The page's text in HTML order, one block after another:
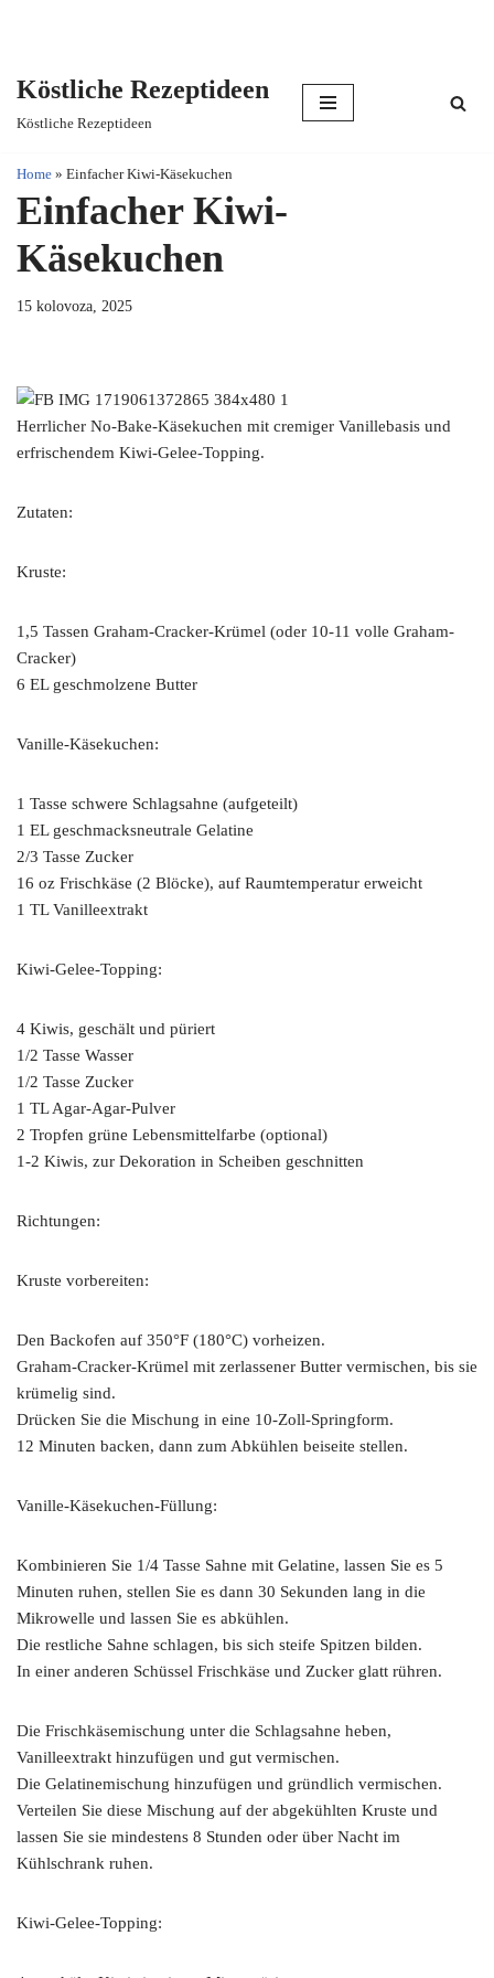
content
Köstliche Rezeptideen
Köstliche Rezeptideen
Home » Einfacher Kiwi-Käsekuchen
Einfacher Kiwi-
Käsekuchen
15 kolovoza, 2025
Herrlicher No-Bake-Käsekuchen mit cremiger Vanillebasis und
erfrischendem Kiwi-Gelee-Topping.
Zutaten:
Kruste:
1,5 Tassen Graham-Cracker-Krümel (oder 10-11 volle Graham-
Cracker)
6 EL geschmolzene Butter
Vanille-Käsekuchen:
1 Tasse schwere Schlagsahne (aufgeteilt)
1 EL geschmacksneutrale Gelatine
2/3 Tasse Zucker
16 oz Frischkäse (2 Blöcke), auf Raumtemperatur erweicht
1 TL Vanilleextrakt
Kiwi-Gelee-Topping:
4 Kiwis, geschält und püriert
1/2 Tasse Wasser
1/2 Tasse Zucker
1 TL Agar-Agar-Pulver
2 Tropfen grüne Lebensmittelfarbe (optional)
1-2 Kiwis, zur Dekoration in Scheiben geschnitten
Richtungen:
Kruste vorbereiten:
Den Backofen auf 350°F (180°C) vorheizen.
Graham-Cracker-Krümel mit zerlassener Butter vermischen, bis sie
krümelig sind.
Drücken Sie die Mischung in eine 10-Zoll-Springform.
12 Minuten backen, dann zum Abkühlen beiseite stellen.
Vanille-Käsekuchen-Füllung:
Kombinieren Sie 1/4 Tasse Sahne mit Gelatine, lassen Sie es 5
Minuten ruhen, stellen Sie es dann 30 Sekunden lang in die
Mikrowelle und lassen Sie es abkühlen.
Die restliche Sahne schlagen, bis sich steife Spitzen bilden.
In einer anderen Schüssel Frischkäse und Zucker glatt rühren.
Die Frischkäsemischung unter die Schlagsahne heben,
Vanilleextrakt hinzufügen und gut vermischen.
Die Gelatinemischung hinzufügen und gründlich vermischen.
Verteilen Sie diese Mischung auf der abgekühlten Kruste und
lassen Sie sie mindestens 8 Stunden oder über Nacht im
Kühlschrank ruhen.
Kiwi-Gelee-Topping: